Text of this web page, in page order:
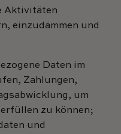
Aktivitäten
einzudämmen und
Daten im
Zahlungen,
um
zu können;
und